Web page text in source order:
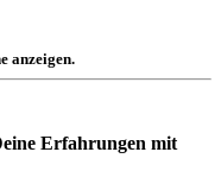
anzeigen.
Erfahrungen mit